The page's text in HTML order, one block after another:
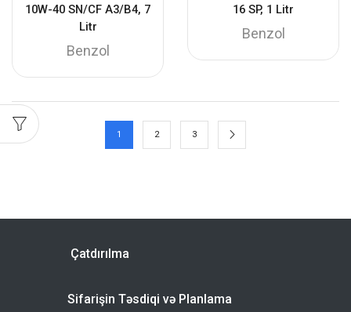
10W-40 SN/CF A3/B4, 7
Litr
Benzol
16 SP, 1 Litr
Benzol
1 2 3
Çatdırılma
Sifarişin Təsdiqi və Planlama